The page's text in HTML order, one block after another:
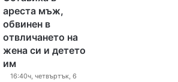
ареста мъж,
обвинен в
отвличането на
жена си и детето
им
16:40ч, четвъртък, 6